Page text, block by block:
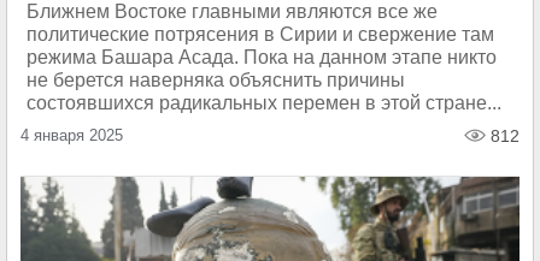
Ближнем Востоке главными являются все же
политические потрясения в Сирии и свержение там
режима Башара Асада. Пока на данном этапе никто
не берется наверняка объяснить причины
состоявшихся радикальных перемен в этой стране...
4 января 2025 812